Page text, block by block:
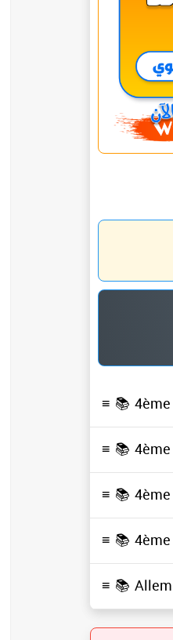
≡ 📚
≡ 📚
≡ 📚
≡ 📚
≡ 📚